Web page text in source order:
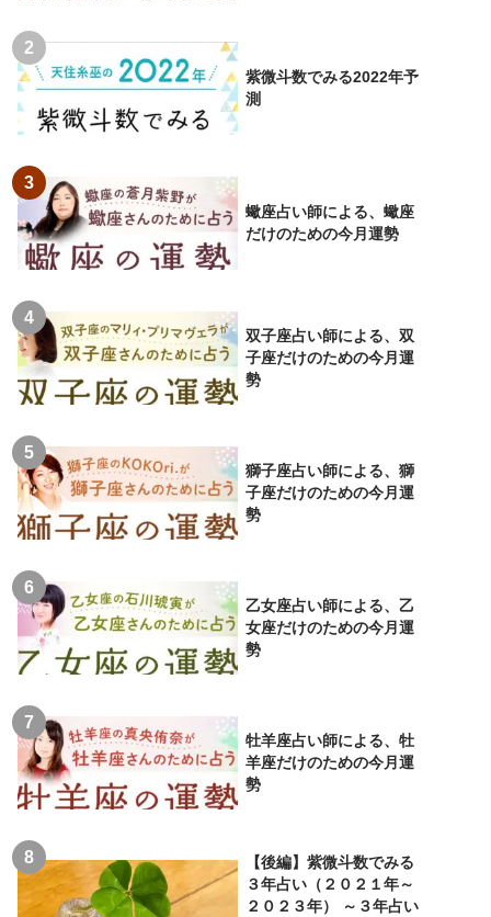
紫微斗数でみる2022年予
測
蠍座占い師による、蠍座
だけのための今月運勢
双子座占い師による、双
子座だけのための今月運
勢
獅子座占い師による、獅
子座だけのための今月運
勢
乙女座占い師による、乙
女座だけのための今月運
勢
牡羊座占い師による、牡
羊座だけのための今月運
勢
【後編】紫微斗数でみる
３年占い（２０２１年～
２０２３年） ～３年占い